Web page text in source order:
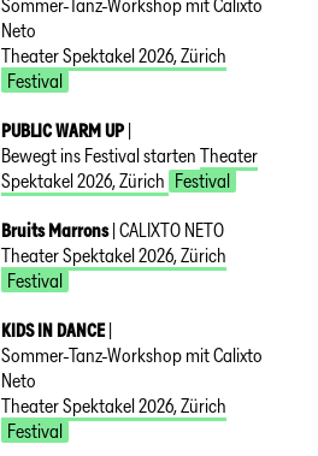
Sommer-Tanz-Workshop mit Calixto
Neto
Theater Spektakel 2026,Zürich
Festival
PUBLIC WARM UP |
Bewegt ins Festival starten Theater
Spektakel 2026,Zürich Festival
Bruits Marrons |CALIXTO NETO
Theater Spektakel 2026,Zürich
Festival
KIDS IN DANCE |
Sommer-Tanz-Workshop mit Calixto
Neto
Theater Spektakel 2026,Zürich
Festival